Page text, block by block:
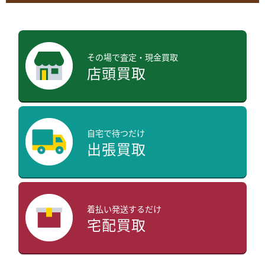
その場で査定・現金買取
店頭買取
自宅で待つだけ
出張買取
着払い発送するだけ
宅配買取